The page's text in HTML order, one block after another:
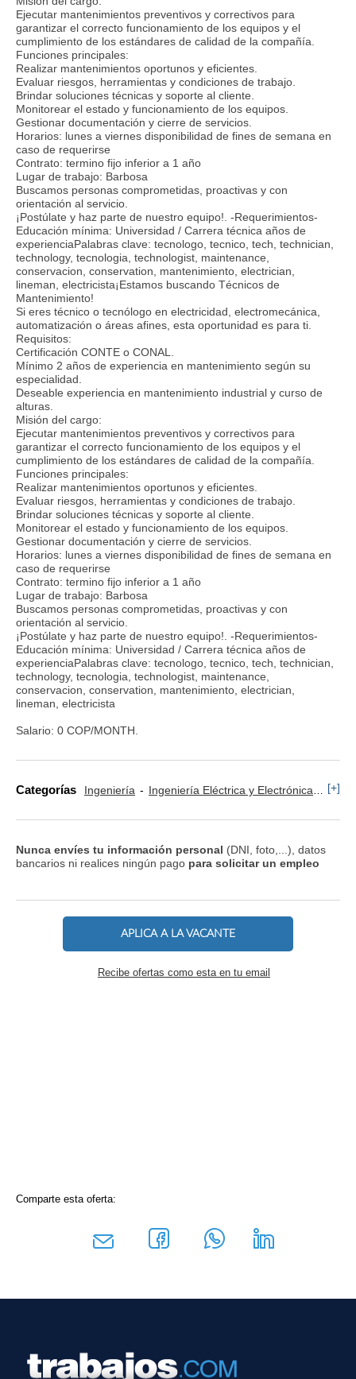
Ejecutar mantenimientos preventivos y correctivos para
garantizar el correcto funcionamiento de los equipos y el
cumplimiento de los estándares de calidad de la compañía.
Funciones principales:
Realizar mantenimientos oportunos y eficientes.
Evaluar riesgos, herramientas y condiciones de trabajo.
Brindar soluciones técnicas y soporte al cliente.
Monitorear el estado y funcionamiento de los equipos.
Gestionar documentación y cierre de servicios.
Horarios: lunes a viernes disponibilidad de fines de semana en
caso de requerirse
Contrato: termino fijo inferior a 1 año
Lugar de trabajo: Barbosa
Buscamos personas comprometidas, proactivas y con
orientación al servicio.
¡Postúlate y haz parte de nuestro equipo!. -Requerimientos-
Educación mínima: Universidad / Carrera técnica años de
experienciaPalabras clave: tecnologo, tecnico, tech, technician,
technology, tecnologia, technologist, maintenance,
conservacion, conservation, mantenimiento, electrician,
lineman, electricista¡Estamos buscando Técnicos de
Mantenimiento!
Si eres técnico o tecnólogo en electricidad, electromecánica,
automatización o áreas afines, esta oportunidad es para ti.
Requisitos:
Certificación CONTE o CONAL.
Mínimo 2 años de experiencia en mantenimiento según su
especialidad.
Deseable experiencia en mantenimiento industrial y curso de
alturas.
Misión del cargo:
Ejecutar mantenimientos preventivos y correctivos para
garantizar el correcto funcionamiento de los equipos y el
cumplimiento de los estándares de calidad de la compañía.
Funciones principales:
Realizar mantenimientos oportunos y eficientes.
Evaluar riesgos, herramientas y condiciones de trabajo.
Brindar soluciones técnicas y soporte al cliente.
Monitorear el estado y funcionamiento de los equipos.
Gestionar documentación y cierre de servicios.
Horarios: lunes a viernes disponibilidad de fines de semana en
caso de requerirse
Contrato: termino fijo inferior a 1 año
Lugar de trabajo: Barbosa
Buscamos personas comprometidas, proactivas y con
orientación al servicio.
¡Postúlate y haz parte de nuestro equipo!. -Requerimientos-
Educación mínima: Universidad / Carrera técnica años de
experienciaPalabras clave: tecnologo, tecnico, tech, technician,
technology, tecnologia, technologist, maintenance,
conservacion, conservation, mantenimiento, electrician,
lineman, electricista
Salario: 0 COP/MONTH.
Categorías Ingeniería Ingeniería Eléctrica y Electrónica [+]
Nunca envíes tu información personal (DNI, foto,...), datos
bancarios ni realices ningún pago para solicitar un empleo
APLICA A LA VACANTE
Recibe ofertas como esta en tu email
Comparte esta oferta: